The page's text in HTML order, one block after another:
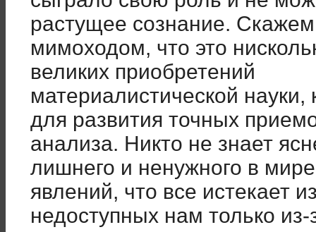
растущее сознание. Скажем
мимоходом, что это
великих приобретений
материалистической
для развития точных
анализа. Никто не знает
лишнего и ненужного в мире
явлений, что все истекает
недоступных нам только из-